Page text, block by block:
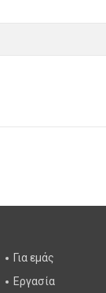
Για εμάς
Εργασία